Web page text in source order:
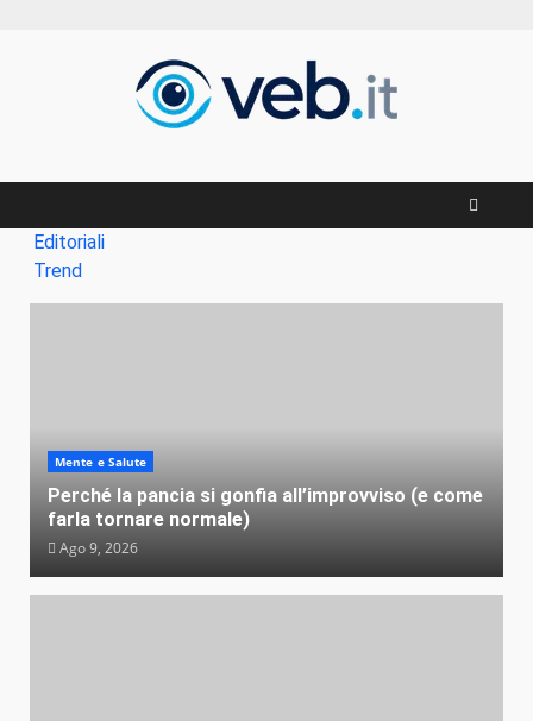
Editoriali
Trend
Mente e Salute
Perché la pancia si gonfia all’improvviso (e come
farla tornare normale)
Ago 9, 2026